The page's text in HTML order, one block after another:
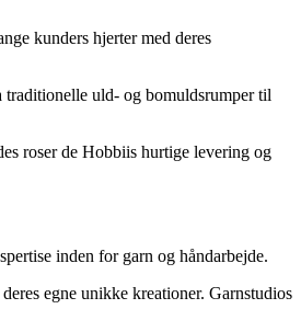
kunders hjerter med deres
uld- og bomuldsrumper til
roser de Hobbiis hurtige levering og
inden for garn og håndarbejde.
egne unikke kreationer. Garnstudios